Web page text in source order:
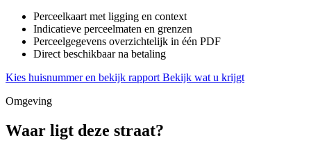
Perceelkaart met ligging en context
Indicatieve perceelmaten en grenzen
Perceelgegevens overzichtelijk in één PDF
Direct beschikbaar na betaling
Kies huisnummer en bekijk rapport Bekijk wat u krijgt
Omgeving
Waar ligt deze straat?